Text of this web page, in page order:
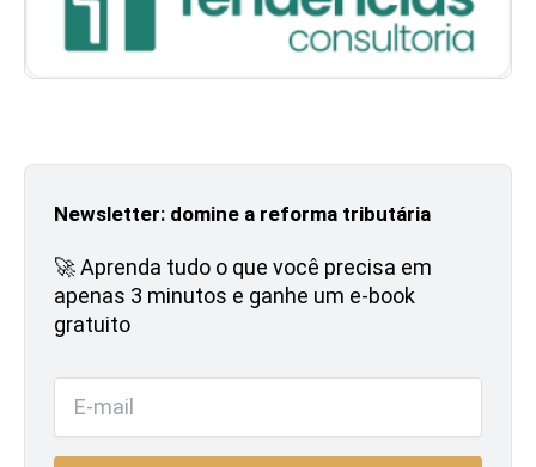
Newsletter: domine a reforma tributária
🚀 Aprenda tudo o que você precisa em
apenas 3 minutos e ganhe um e-book
gratuito